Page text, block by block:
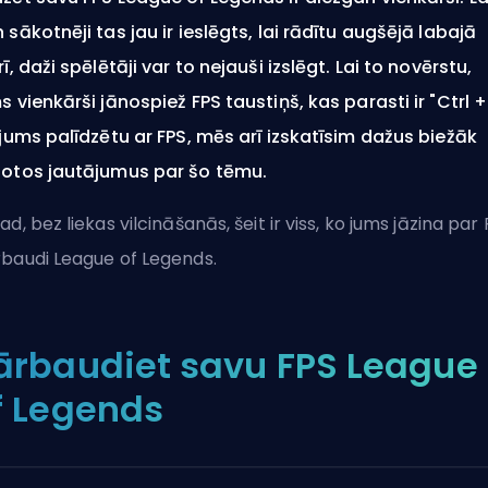
sākotnēji tas jau ir ieslēgts, lai rādītu augšējā labajā
daži spēlētāji var to nejauši izslēgt. Lai to novērstu,
vienkārši jānospiež FPS taustiņš, kas parasti ir "Ctrl +
palīdzētu ar FPS, mēs arī izskatīsim dažus biežāk
jautājumus par šo tēmu.
bez liekas vilcināšanās, šeit ir viss, ko jums jāzina par
League of Legends.
savu FPS League
Legends